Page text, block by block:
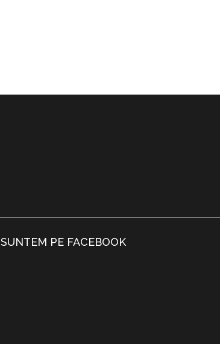
SUNTEM PE FACEBOOK